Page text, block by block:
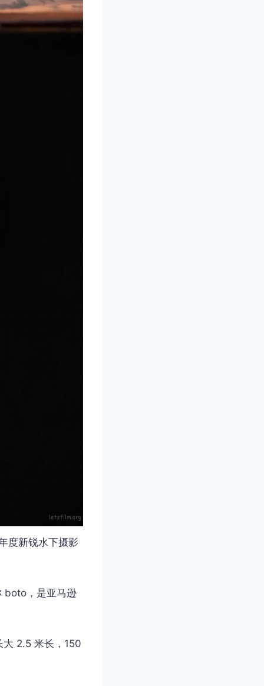
度新锐水下摄影
boto，是亚马逊
大 2.5 米长，150